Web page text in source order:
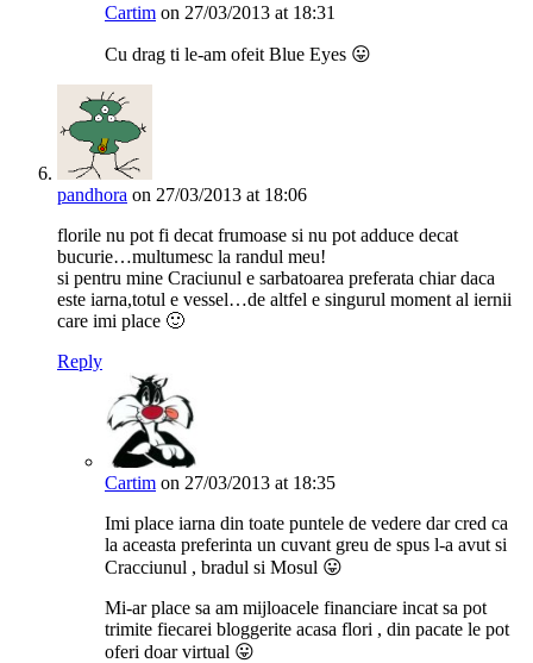
Cartim on 27/03/2013 at 18:31
Cu drag ti le-am ofeit Blue Eyes 😛
pandhora on 27/03/2013 at 18:06
florile nu pot fi decat frumoase si nu pot adduce decat
bucurie…multumesc la randul meu!
si pentru mine Craciunul e sarbatoarea preferata chiar daca
este iarna,totul e vessel…de altfel e singurul moment al iernii
care imi place 🙂
Reply
Cartim on 27/03/2013 at 18:35
Imi place iarna din toate puntele de vedere dar cred ca
la aceasta preferinta un cuvant greu de spus l-a avut si
Cracciunul , bradul si Mosul 😛
Mi-ar place sa am mijloacele financiare incat sa pot
trimite fiecarei bloggerite acasa flori , din pacate le pot
oferi doar virtual 😛